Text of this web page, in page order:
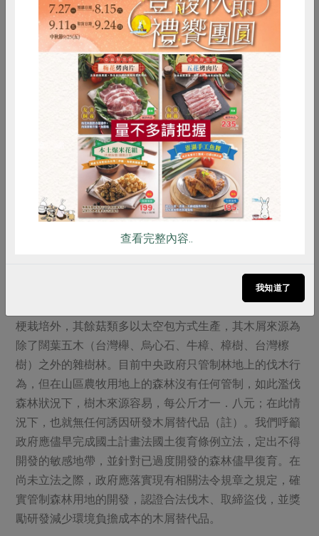
▲傳統曬木耳直接在馬路上曝曬。
市面中藥店黑木耳九十五％ 自中國進口，有些用添加物
加工方式製作成白背黑木耳，也有業者以乾黑木耳泡鹼水
加明礬方式冒充新鮮黑木耳。而彥廷農場的新鮮黑木耳採
收至包裝全程不落地，乾黑木耳於防汙染的日曬屋中乾燥
（一般傳統則以露天方式在馬路上曬乾）。合作社黑木耳
除檢驗農藥殘留外，並檢驗重金屬如汞、砷、鉛、鎘等，
台灣菇類二○ ○ 七年年產值約七十億，除洋菇、草菇用稻
梗栽培外，其餘菇類多以太空包方式生產，其木屑來源為
除了闊葉五木（台灣櫸、烏心石、牛樟、樟樹、台灣檫
樹）之外的雜樹林。目前中央政府只管制林地上的伐木行
為，但在山區農牧用地上的森林沒有任何管制，如此濫伐
森林狀況下，樹木來源容易，每公斤才一．八元；在此情
況下，也就無任何誘因研發木屑替代品（註）。我們呼籲
政府應儘早完成國土計畫法國土復育條例立法，定出不得
開發的敏感地帶，並針對已過度開發的森林儘早復育。在
尚未立法之際，政府應落實現有相關法令規章之規定，確
實管制森林用地的開發，認證合法伐木、取締盜伐，並獎
勵研發減少環境負擔成本的木屑替代品。
RPET 食譜 減硝酸鹽
雞蛋 食安 共同購買
查看完整內容..
我知道了